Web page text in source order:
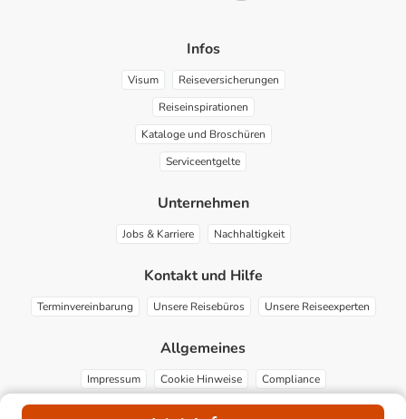
Infos
Visum
Reiseversicherungen
Reiseinspirationen
Kataloge und Broschüren
Serviceentgelte
Unternehmen
Jobs & Karriere Nachhaltigkeit
Kontakt und Hilfe
Terminvereinbarung Unsere Reisebüros Unsere Reiseexperten
Allgemeines
Impressum Cookie Hinweise Compliance